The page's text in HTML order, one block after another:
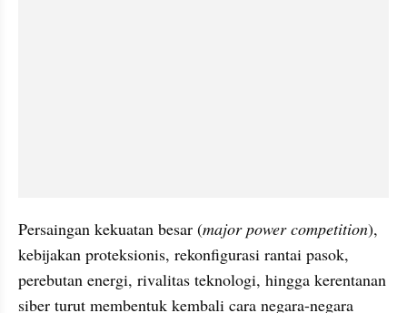
Persaingan kekuatan besar (major power competition),
kebijakan proteksionis, rekonfigurasi rantai pasok,
perebutan energi, rivalitas teknologi, hingga kerentanan
siber turut membentuk kembali cara negara-negara